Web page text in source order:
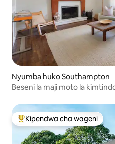
Nyumba huko Southampton
Beseni la maji moto la
Kipendwa maarufu cha wageni
Kipendwa cha wageni